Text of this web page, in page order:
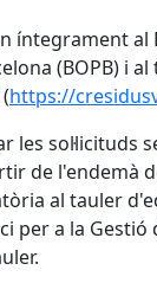
íntegrament al
(BOPB) i
https://
les sol·licituds
de l'endemà
al tauler
per a la Gestió